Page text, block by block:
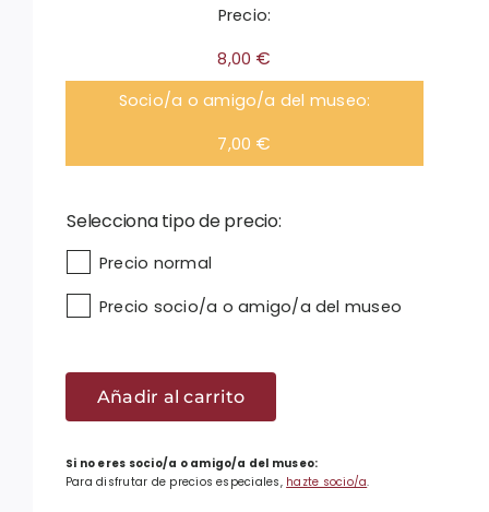
Precio:
8,00 €
Socio/a o amigo/a del museo:
7,00 €
Selecciona tipo de precio:
Precio normal
Precio socio/a o amigo/a del museo
bag
Emakume
Abertzale
Batza
Añadir al carrito
Si no eres socio/a o amigo/a del museo:
Para disfrutar de precios especiales, hazte socio/a.